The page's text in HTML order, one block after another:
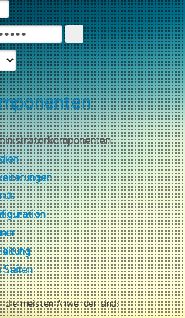
Seiten
die meisten Anwender sind: